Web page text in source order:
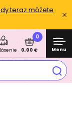
teraz môžete
0
0,00 € Menu